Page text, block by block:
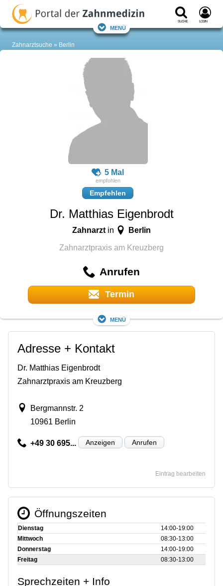
Suche Login
Menü
Zahnarztsuche Berlin
5 Mal
Empfehlen
Dr. Matthias Eigenbrodt
Zahnarztin Berlin
Zahnarztpraxis am Kreuzberg
Anrufen
Termin
Menü
Adresse + Kontakt
Dr. Matthias Eigenbrodt
Zahnarztpraxis am Kreuzberg
Bergmannstr. 2
10961 Berlin
+49 30 695... Anzeigen Anrufen
Eintrag bearbeiten
Öffnungszeiten
Dienstag
14:00‑19:00
Mittwoch
08:30‑13:00
Donnerstag
14:00‑19:00
Freitag
08:30‑13:00
Sprechzeiten + Info